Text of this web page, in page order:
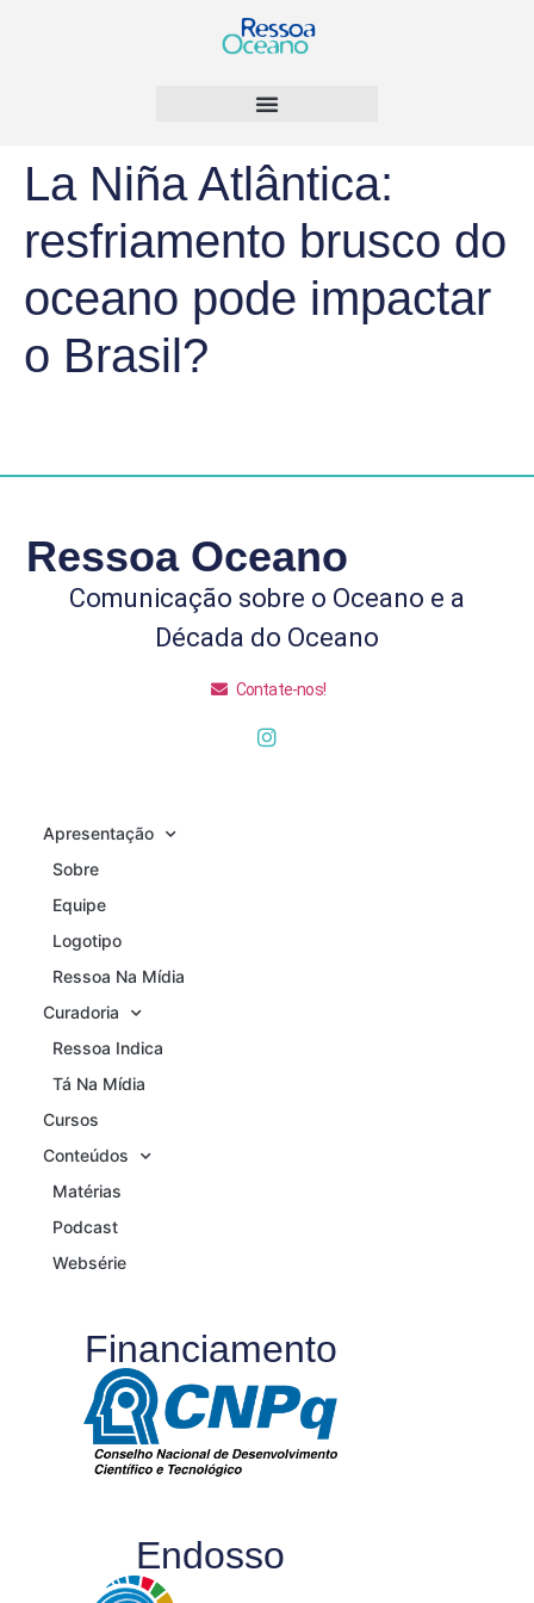
La Niña Atlântica:
resfriamento brusco do
oceano pode impactar
o Brasil?
Ressoa Oceano
Comunicação sobre o Oceano e a
Década do Oceano
Contate-nos!
Apresentação
Sobre
Equipe
Logotipo
Ressoa Na Mídia
Curadoria
Ressoa Indica
Tá Na Mídia
Cursos
Conteúdos
Matérias
Podcast
Websérie
Financiamento
Endosso